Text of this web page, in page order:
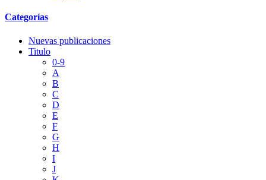
Categorías
Nuevas publicaciones
Titulo
0-9
A
B
C
D
E
F
G
H
I
J